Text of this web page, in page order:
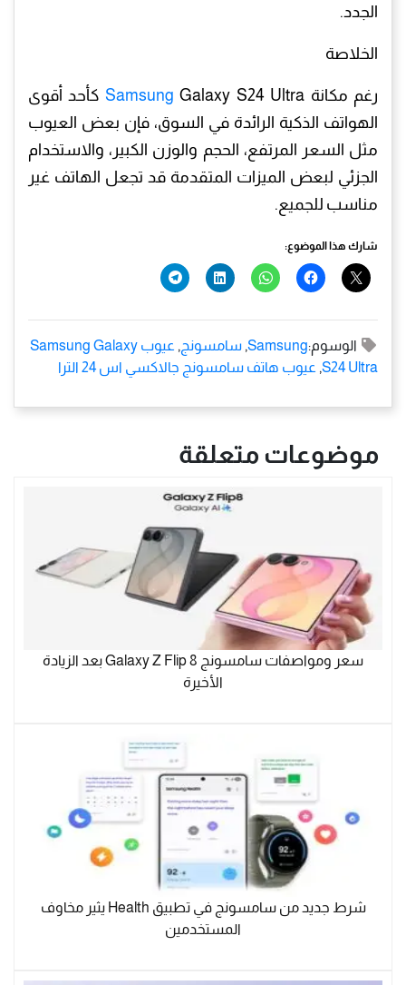
الجدد.
الخلاصة
رغم مكانة Samsung Galaxy S24 Ultra كأحد أقوى
الهواتف الذكية الرائدة في السوق، فإن بعض العيوب
مثل السعر المرتفع، الحجم والوزن الكبير، والاستخدام
الجزئي لبعض الميزات المتقدمة قد تجعل الهاتف غير
مناسب للجميع.
شارك هذا الموضوع:
الوسوم:Samsung
, سامسونج ,
عيوب Samsung Galaxy
S24 Ultra
, عيوب هاتف سامسونج جالاكسي اس 24 الترا
موضوعات متعلقة
سعر ومواصفات سامسونج Galaxy Z Flip 8 بعد الزيادة
الأخيرة
شرط جديد من سامسونج في تطبيق Health يثير مخاوف
المستخدمين